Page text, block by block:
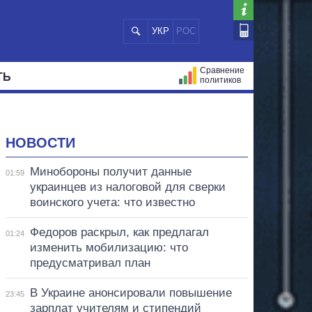
УКР РОС
Сравнение
политиков
НОВОСТИ
01:59
Минобороны получит данные
украинцев из налоговой для сверки
воинского учета: что известно
01:24
Федоров раскрыл, как предлагал
изменить мобилизацию: что
предусматривал план
23:45
В Украине анонсировали повышение
зарплат учителям и стипендий